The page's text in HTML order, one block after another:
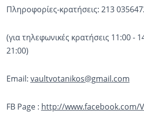
Πληροφορίες-κρατήσεις: 213
(για τηλεφωνικές κρατήσεις 11:00 -
21:00)
Email: vaultvotanikos@gmail.com
FB Page : http://www.facebook.com/